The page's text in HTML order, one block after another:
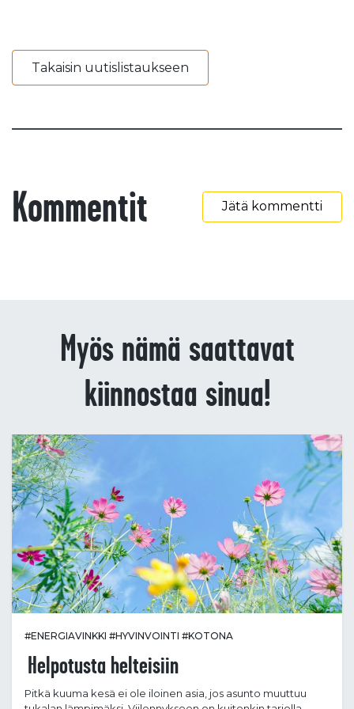
Takaisin uutislistaukseen
Kommentit Jätä kommentti
Myös nämä saattavat
kiinnostaa sinua!
#ENERGIAVINKKI #HYVINVOINTI #KOTONA
Helpotusta helteisiin
Pitkä kuuma kesä ei ole iloinen asia, jos asunto muuttuu